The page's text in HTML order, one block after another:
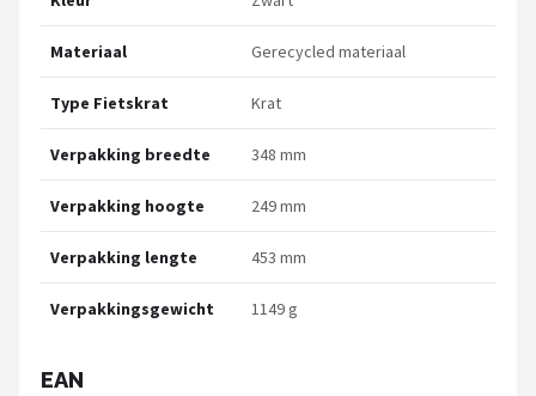
Materiaal Gerecycled materiaal
Type Fietskrat Krat
Verpakking breedte 348 mm
Verpakking hoogte 249 mm
Verpakking lengte 453 mm
Verpakkingsgewicht 1149 g
EAN